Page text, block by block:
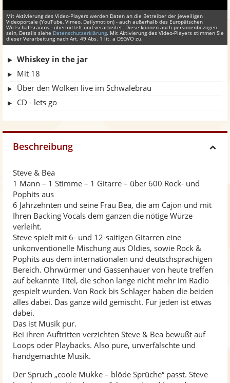
Mit Aktivierung des Video-Players werden Daten an die Betreiber der jeweiligen
Videoportale (YouTube, Vimeo, Dailymotion) - auch außerhalb des Europäischen
Wirtschaftsraums - übermittelt und verarbeitet. Diese können auch personenbezogen
sein, Details siehe Datenschutzerklärung. Mit Aktivierung des Video-Players stimmen Sie
dieser Verarbeitung nach Art. 49 Abs. 1 lit. a DSGVO zu.
Whiskey in the jar
Mit 18
Über den Wolken live im Schwalebräu
CD - lets go
Beschreibung
Steve & Bea
1 Mann – 1 Stimme – 1 Gitarre – über 600 Rock- und
Pophits aus
6 Jahrzehnten und seine Frau Bea, die am Cajon und mit
Ihren Backing Vocals dem ganzen die nötige Würze
verleiht.
Steve spielt mit 6- und 12-saitigen Gitarren eine
unkonventionelle Mischung aus Oldies, sowie Rock &
Pophits aus dem internationalen und deutschsprachigen
Bereich. Ohrwürmer und Gassenhauer von heute treffen
auf bekannte Titel, die schon lange nicht mehr im Radio
gespielt wurden. Von Rock bis Schlager haben die beiden
alles dabei. Das ganze wild gemischt. Für jeden ist etwas
dabei.
Das ist Musik pur.
Bei ihren Auftritten verzichten Steve & Bea bewußt auf
Loops oder Playbacks. Also pure, unverfälschte und
handgemachte Musik.
Der Spruch „coole Mukke – blöde Sprüche“ passt. Steve